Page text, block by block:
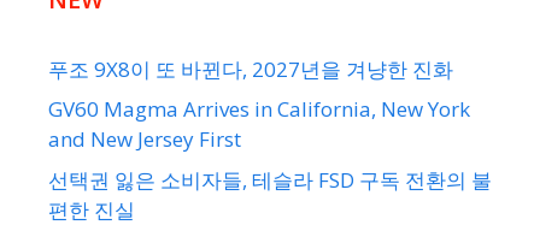
푸조 9X8이 또 바뀐다, 2027년을 겨냥한 진화
GV60 Magma Arrives in California, New York
and New Jersey First
선택권 잃은 소비자들, 테슬라 FSD 구독 전환의 불
편한 진실